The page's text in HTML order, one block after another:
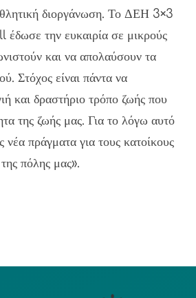
διοργάνωση. Το ΔΕΗ 3×3
την ευκαιρία σε μικρούς
και να απολαύσουν τα
Στόχος είναι πάντα να
και δραστήριο τρόπο ζωής που
της ζωής μας. Για το λόγω αυτό
νέα πράγματα για τους κατοίκους
πόλης μας».